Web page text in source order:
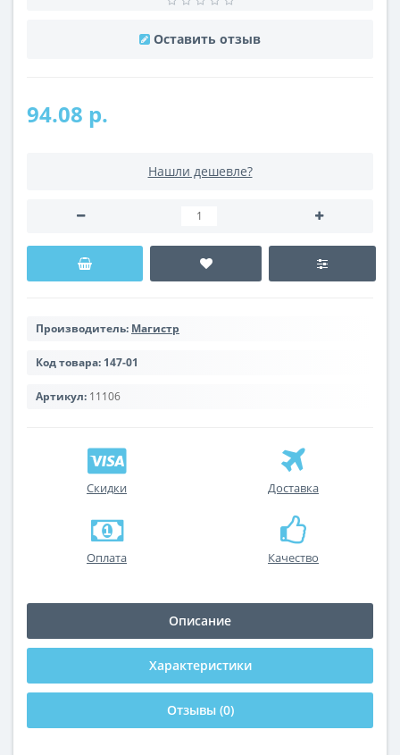
Оставить отзыв
94.08 р.
Нашли дешевле?
Производитель: Магистр
Код товара: 147-01
Артикул: 11106
Скидки Доставка
Оплата Качество
Описание
Характеристики
Отзывы (0)